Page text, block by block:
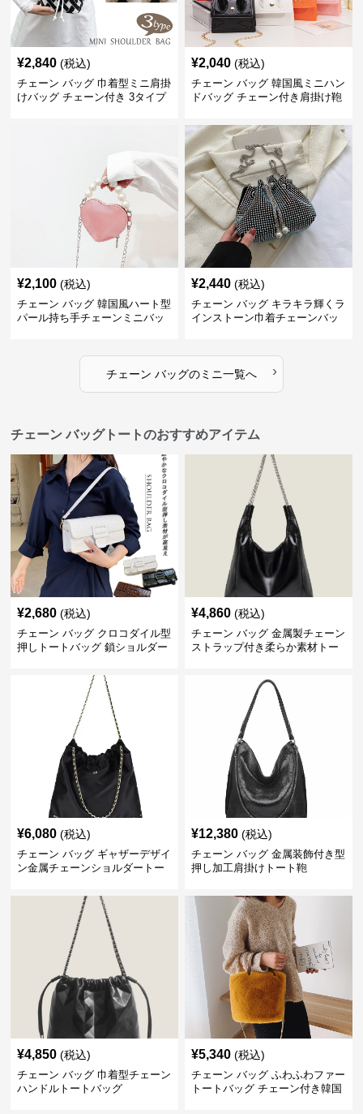
¥2,840 (税込)
チェーン バッグ 巾着型ミニ肩掛
けバッグ チェーン付き 3タイプ
¥2,040 (税込)
チェーン バッグ 韓国風ミニハン
ドバッグ チェーン付き肩掛け鞄
¥2,100 (税込)
チェーン バッグ 韓国風ハート型
パール持ち手チェーンミニバッ
¥2,440 (税込)
チェーン バッグ キラキラ輝くラ
インストーン巾着チェーンバッ
チェーン バッグのミニ一覧へ ›
チェーン バッグトートのおすすめアイテム
¥2,680 (税込)
チェーン バッグ クロコダイル型
押しトートバッグ 鎖ショルダー
¥4,860 (税込)
チェーン バッグ 金属製チェーン
ストラップ付き柔らか素材トー
¥6,080 (税込)
チェーン バッグ ギャザーデザイ
ン金属チェーンショルダートー
¥12,380 (税込)
チェーン バッグ 金属装飾付き型
押し加工肩掛けトート鞄
¥4,850 (税込)
チェーン バッグ 巾着型チェーン
ハンドルトートバッグ
¥5,340 (税込)
チェーン バッグ ふわふわファー
トートバッグ チェーン付き韓国